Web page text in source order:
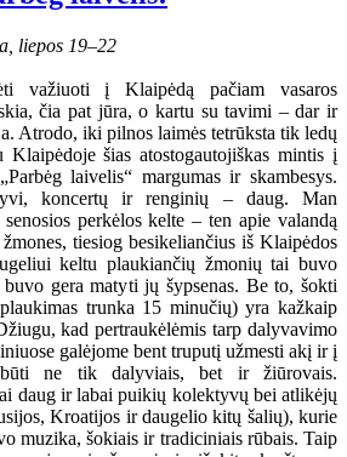
liepos 19–22
važiuoti į Klaipėdą pačiam vasaros
čia pat jūra, o kartu su tavimi – dar ir
Atrodo, iki pilnos laimės tetrūksta tik ledų
Klaipėdoje šias atostogautojiškas mintis į
laivelis“ margumas ir skambesys.
koncertų ir renginių – daug. Man
perkėlos kelte – ten apie valandą
tiesiog besikeliančius iš Klaipėdos
keltu plaukiančių žmonių tai buvo
gera matyti jų šypsenas. Be to, šokti
trunka 15 minučių) yra kažkaip
kad pertraukėlėmis tarp dalyvavimo
galėjome bent truputį užmesti akį ir į
ne tik dalyviais, bet ir žiūrovais.
daug ir labai puikių kolektyvų bei atlikėjų
Kroatijos ir daugelio kitų šalių), kurie
muzika, šokiais ir tradiciniais rūbais. Taip